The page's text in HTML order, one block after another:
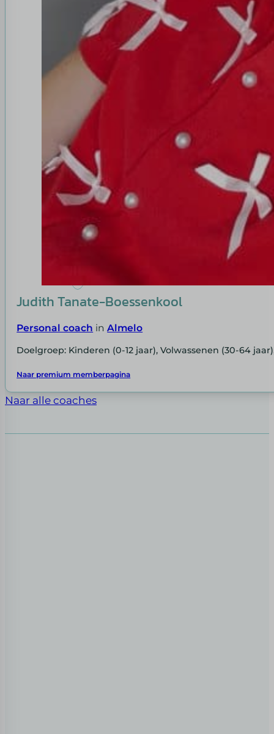
Judith Tanate-Boessenkool
Personal coach inAlmelo
Doelgroep: Kinderen (0-12 jaar), Volwassenen (30-64
Naar premium memberpagina
Naar alle coaches